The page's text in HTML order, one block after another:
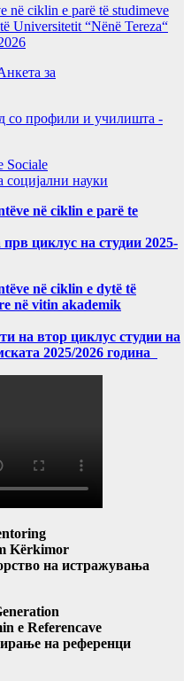
në ciklin e parë të studimeve
Universitetit “Nënë Tereza“
за
со профили и училишта -
Sociale
науки
në ciklin e parë te
циклус на студии 2025-
në ciklin e dytë të
në vitin akademik
на втор циклус студии на
2025/2026 година
Kërkimor
на истражувања
e Referencave
на референци